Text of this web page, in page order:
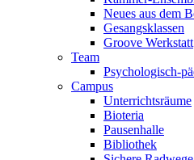
Neues aus dem
Gesangsklassen
Groove Werkstatt
Team
Psychologisch-
Campus
Unterrichtsräume
Bioteria
Pausenhalle
Bibliothek